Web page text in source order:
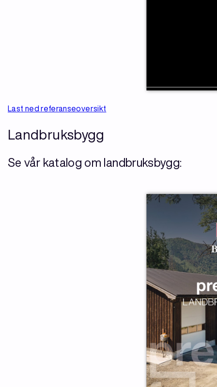
Last ned referanseoversikt
Landbruksbygg
Se vår katalog om landbruksbygg: